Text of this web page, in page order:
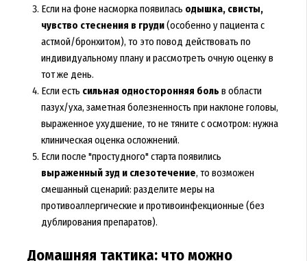
Если на фоне насморка появилась одышка, свисты,
чувство стеснения в груди(особенно у пациента с
астмой/бронхитом), то это повод действовать по
индивидуальному плану и рассмотреть очную оценку в
тот же день.
Если есть сильная односторонняя боль в области
пазух/уха, заметная болезненность при наклоне головы,
выраженное ухудшение, то не тяните с осмотром: нужна
клиническая оценка осложнений.
Если после "простудного" старта появились
выраженный зуд и слезотечение, то возможен
смешанный сценарий: разделите меры на
противоаллергические и противоинфекционные (без
дублирования препаратов).
Домашняя тактика: что можно